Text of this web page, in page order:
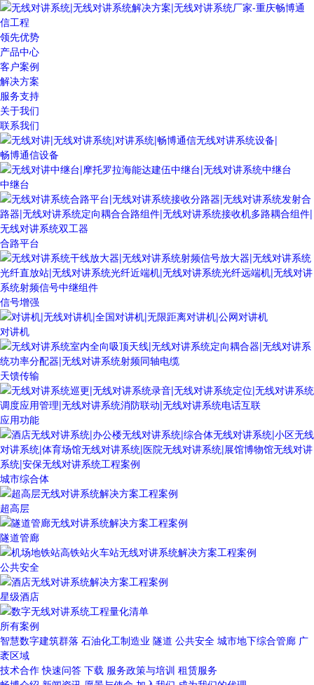
领先优势
产品中心
客户案例
解决方案
服务支持
关于我们
联系我们
畅博通信设备
中继台
合路平台
信号增强
对讲机
天馈传输
应用功能
城市综合体
超高层
隧道管廊
公共安全
星级酒店
所有案例
智慧数字建筑群落 石油化工制造业 隧道 公共安全 城市地下综合管廊 广
袤区域
技术合作 快速问答 下载 服务政策与培训 租赁服务